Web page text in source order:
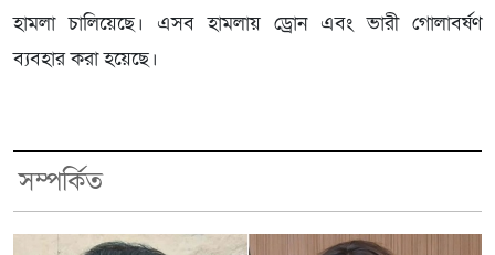
হামলা চালিয়েছে। এসব হামলায় ড্রোন এবং ভারী গোলাবর্ষণ
ব্যবহার করা হয়েছে।
সম্পর্কিত